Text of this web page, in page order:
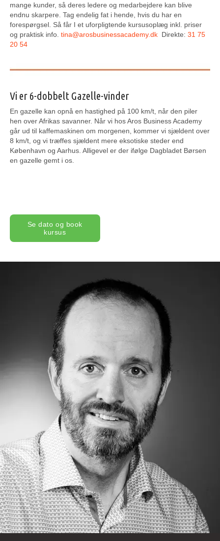
mange kunder, så deres ledere og medarbejdere kan blive
endnu skarpere. Tag endelig fat i hende, hvis du har en
forespørgsel. Så får I et uforpligtende kursusoplæg inkl. priser
og praktisk info. tina@arosbusinessacademy.dk Direkte: 31 75
20 54
Vi er 6-dobbelt Gazelle-vinder
En gazelle kan opnå en hastighed på 100 km/t, når den piler
hen over Afrikas savanner. Når vi hos Aros Business Academy
går ud til kaffemaskinen om morgenen, kommer vi sjældent over
8 km/t, og vi træffes sjældent mere eksotiske steder end
København og Aarhus. Alligevel er der ifølge Dagbladet Børsen
en gazelle gemt i os.
Se dato og book
kursus